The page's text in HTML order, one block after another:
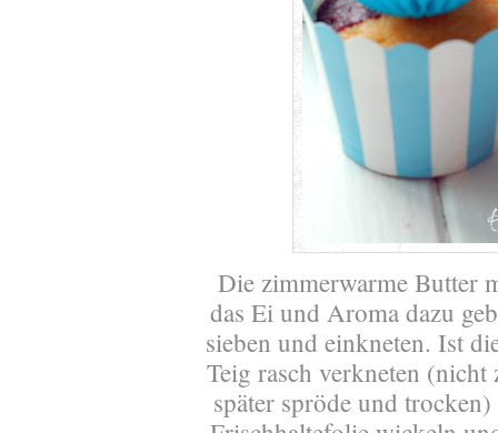
Die zimmerwarme Butter
das Ei und Aroma dazu
sieben und einkneten. Ist
Teig rasch verkneten
später spröde und